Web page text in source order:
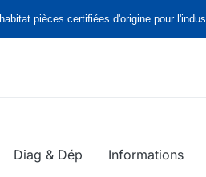
habitat pièces certifiées d'origine pour
Diag & Dép Informations